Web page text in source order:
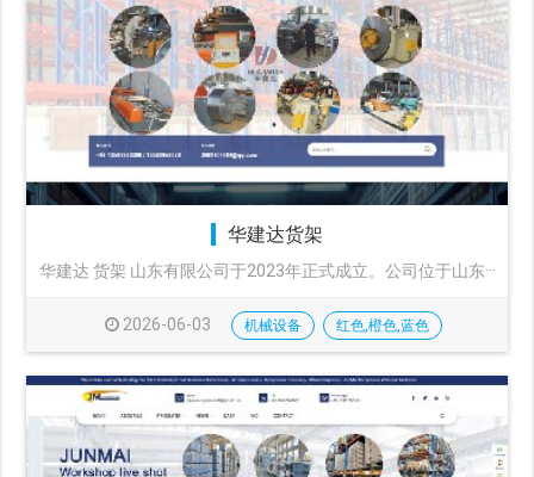
华建达货架
华建达 货架 山东有限公司于2023年正式成立。公司位于山东···
2026-06-03 机械设备 红色,橙色,蓝色